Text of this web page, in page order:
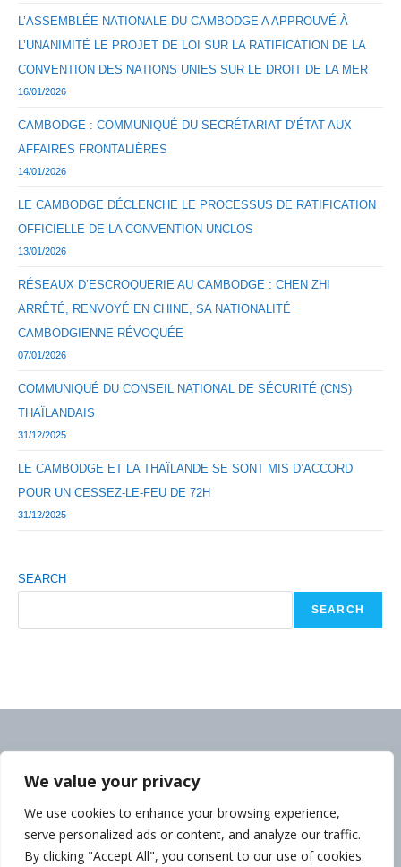
We value your privacy
We use cookies to enhance your browsing experience,
serve personalized ads or content, and analyze our traffic.
By clicking "Accept All", you consent to our use of cookies.
L’ASSEMBLÉE NATIONALE DU CAMBODGE A APPROUVÉ À
L’UNANIMITÉ LE PROJET DE LOI SUR LA RATIFICATION DE LA
CONVENTION DES NATIONS UNIES SUR LE DROIT DE LA MER
16/01/2026
CAMBODGE : COMMUNIQUÉ DU SECRÉTARIAT D’ÉTAT AUX
AFFAIRES FRONTALIÈRES
14/01/2026
LE CAMBODGE DÉCLENCHE LE PROCESSUS DE RATIFICATION
OFFICIELLE DE LA CONVENTION UNCLOS
13/01/2026
RÉSEAUX D’ESCROQUERIE AU CAMBODGE : CHEN ZHI
ARRÊTÉ, RENVOYÉ EN CHINE, SA NATIONALITÉ
CAMBODGIENNE RÉVOQUÉE
07/01/2026
COMMUNIQUÉ DU CONSEIL NATIONAL DE SÉCURITÉ (CNS)
THAÏLANDAIS
31/12/2025
LE CAMBODGE ET LA THAÏLANDE SE SONT MIS D’ACCORD
POUR UN CESSEZ-LE-FEU DE 72H
31/12/2025
SEARCH
SEARCH